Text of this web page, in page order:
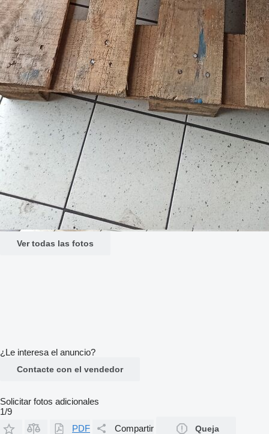
Ver todas las fotos
¿Le interesa el anuncio?
Contacte con el vendedor
Solicitar fotos adicionales
1/9
PDF
Compartir Queja